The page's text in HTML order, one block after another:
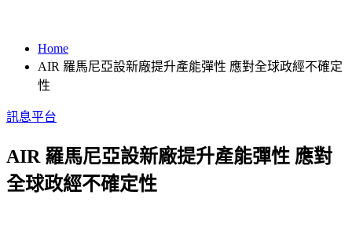
Home
AIR 羅馬尼亞設新廠提升產能彈性 應對全球政經不確定
性
訊息平台
AIR 羅馬尼亞設新廠提升產能彈性 應對
全球政經不確定性